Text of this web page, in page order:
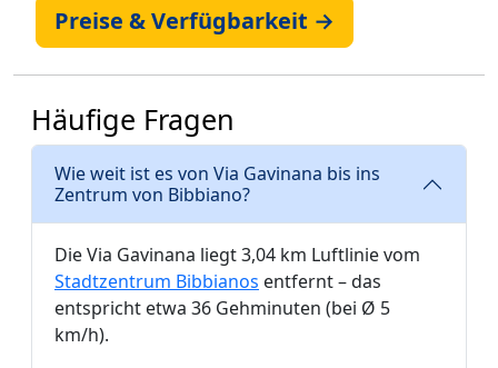
Preise & Verfügbarkeit →
Häufige Fragen
Wie weit ist es von Via Gavinana bis ins
Zentrum von Bibbiano?
Die Via Gavinana liegt 3,04 km Luftlinie vom
Stadtzentrum Bibbianos entfernt – das
entspricht etwa 36 Gehminuten (bei Ø 5
km/h).